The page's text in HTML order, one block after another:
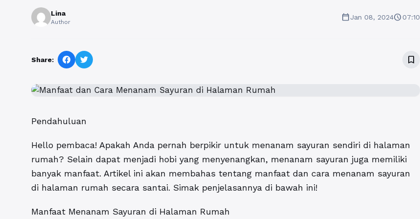
Lina
Author calendar_todayJan 08, 2024schedule07:10
Share: bookmark_border
Pendahuluan
Hello pembaca! Apakah Anda pernah berpikir untuk menanam sayuran sendiri di halaman
rumah? Selain dapat menjadi hobi yang menyenangkan, menanam sayuran juga memiliki
banyak manfaat. Artikel ini akan membahas tentang manfaat dan cara menanam sayuran
di halaman rumah secara santai. Simak penjelasannya di bawah ini!
Manfaat Menanam Sayuran di Halaman Rumah